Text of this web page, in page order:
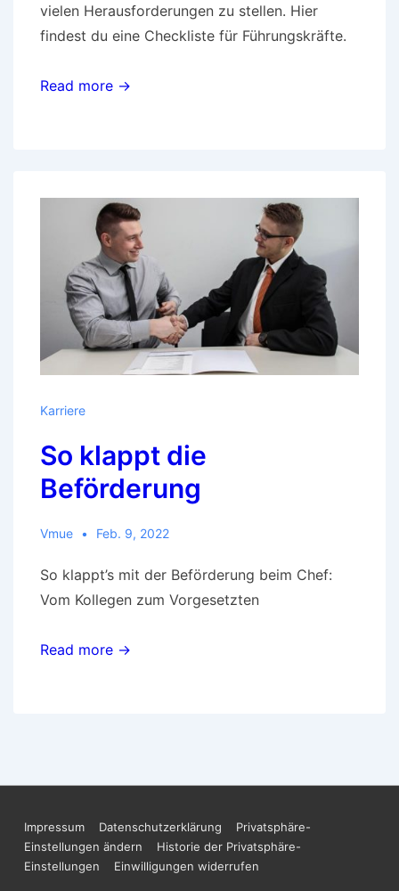
vielen Herausforderungen zu stellen. Hier
findest du eine Checkliste für Führungskräfte.
Read more →
Karriere
So klappt die
Beförderung
Vmue Feb. 9, 2022
So klappt’s mit der Beförderung beim Chef:
Vom Kollegen zum Vorgesetzten
Read more →
Footer-
Menü
Impressum Datenschutzerklärung
Privatsphäre-
Einstellungen ändern
Historie der Privatsphäre-
Einstellungen
Einwilligungen widerrufen